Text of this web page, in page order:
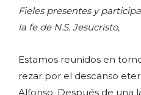
Fieles presentes y
la fe de N.S. Jesucristo,
Estamos reunidos en
rezar por el descanso
Alfonso. Después de una